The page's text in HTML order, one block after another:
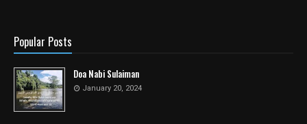
Popular Posts
Doa Nabi Sulaiman
January 20, 2024